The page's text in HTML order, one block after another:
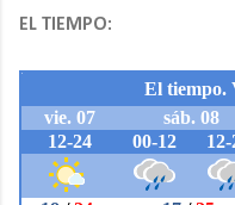
EL TIEMPO: